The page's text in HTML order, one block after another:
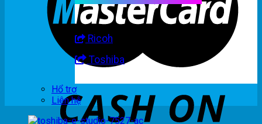
Ricoh
Toshiba
Hổ trợ
Liên hệ